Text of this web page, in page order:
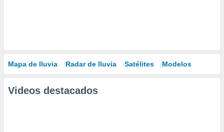
Mapa de lluvia Radar de lluvia Satélites Modelos
Videos destacados